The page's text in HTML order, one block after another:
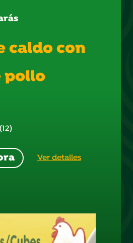
caldo con
pollo
(12)
Ver detalles